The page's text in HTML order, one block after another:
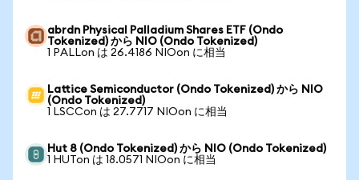
abrdn Physical Palladium Shares ETF (Ondo
Tokenized) から NIO (Ondo Tokenized)
1 PALLon は 26.4186 NIOon に相当
Lattice Semiconductor (Ondo Tokenized) から NIO
(Ondo Tokenized)
1 LSCCon は 27.7717 NIOon に相当
Hut 8 (Ondo Tokenized) から NIO (Ondo Tokenized)
1 HUTon は 18.0571 NIOon に相当